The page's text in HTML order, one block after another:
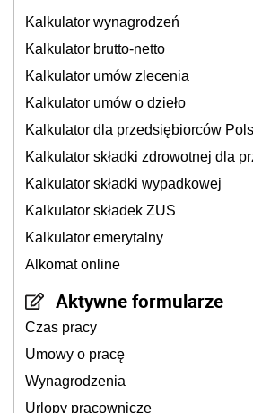
Kalkulator wynagrodzeń
Kalkulator brutto-netto
Kalkulator umów zlecenia
Kalkulator umów o dzieło
Kalkulator dla przedsiębiorców
Kalkulator składki zdrowotnej dla
Kalkulator składki wypadkowej
Kalkulator składek ZUS
Kalkulator emerytalny
Alkomat online
Aktywne formularze
Czas pracy
Umowy o pracę
Wynagrodzenia
Urlopy pracownicze